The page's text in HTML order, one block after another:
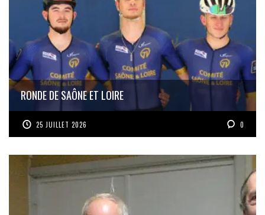
RONDE DE SAÔNE ET LOIRE
25 JUILLET 2026 0